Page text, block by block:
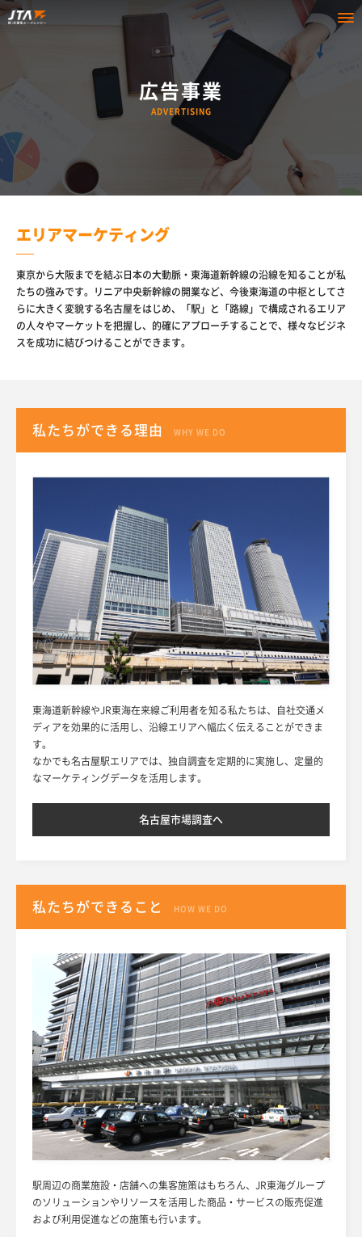
広告事業
ADVERTISING
エリアマーケティング
東京から大阪までを結ぶ日本の大動脈・東海道新幹線の沿線を知ることが私
たちの強みです。リニア中央新幹線の開業など、今後東海道の中枢としてさ
らに大きく変貌する名古屋をはじめ、「駅」と「路線」で構成されるエリア
の人々やマーケットを把握し、的確にアプローチすることで、様々なビジネ
スを成功に結びつけることができます。
私たちができる理由 WHY WE DO
東海道新幹線やJR東海在来線ご利用者を知る私たちは、自社交通メ
ディアを効果的に活用し、沿線エリアへ幅広く伝えることができま
す。
なかでも名古屋駅エリアでは、独自調査を定期的に実施し、定量的
なマーケティングデータを活用します。
名古屋市場調査へ
私たちができること HOW WE DO
駅周辺の商業施設・店舗への集客施策はもちろん、JR東海グループ
のソリューションやリソースを活用した商品・サービスの販売促進
および利用促進などの施策も行います。